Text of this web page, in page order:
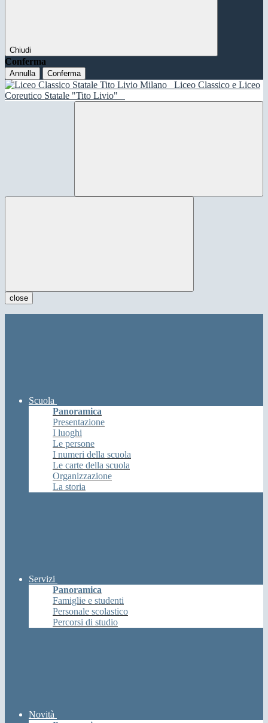
Chiudi
Conferma
Annulla Conferma
Liceo Classico e Liceo
Coreutico Statale "Tito Livio"
close
Scuola
Panoramica
Presentazione
I luoghi
Le persone
I numeri della scuola
Le carte della scuola
Organizzazione
La storia
Servizi
Panoramica
Famiglie e studenti
Personale scolastico
Percorsi di studio
Novità